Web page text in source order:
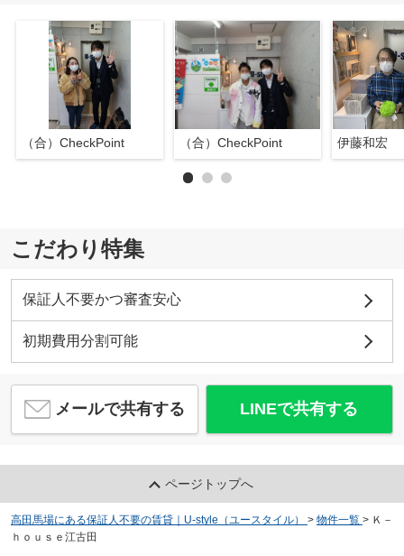
（合）CheckPoint （合）CheckPoint 伊藤和宏
こだわり特集
保証人不要かつ審査安心
初期費用分割可能
メールで共有する LINEで共有する
ページトップへ
高田馬場にある保証人不要の賃貸｜U-style（ユースタイル） > 物件一覧 > Ｋ－
ｈｏｕｓｅ江古田